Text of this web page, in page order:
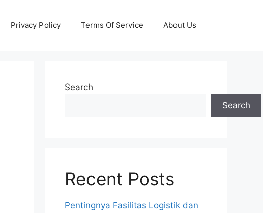
Privacy Policy Terms Of Service About Us
Search
Search
Recent Posts
Pentingnya Fasilitas Logistik dan